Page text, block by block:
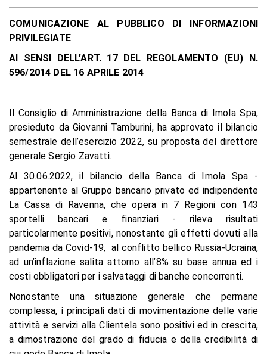
COMUNICAZIONE AL PUBBLICO DI INFORMAZIONI
PRIVILEGIATE
AI SENSI DELL’ART. 17 DEL REGOLAMENTO (EU) N.
596/2014 DEL 16 APRILE 2014
Il Consiglio di Amministrazione della Banca di Imola Spa,
presieduto da Giovanni Tamburini, ha approvato il bilancio
semestrale dell’esercizio 2022, su proposta del direttore
generale Sergio Zavatti.
Al 30.06.2022, il bilancio della Banca di Imola Spa -
appartenente al Gruppo bancario privato ed indipendente
La Cassa di Ravenna, che opera in 7 Regioni con 143
sportelli bancari e finanziari - rileva risultati
particolarmente positivi, nonostante gli effetti dovuti alla
pandemia da Covid-19, al conflitto bellico Russia-Ucraina,
ad un’inflazione salita attorno all’8% su base annua ed i
costi obbligatori per i salvataggi di banche concorrenti.
Nonostante una situazione generale che permane
complessa, i principali dati di movimentazione delle varie
attività e servizi alla Clientela sono positivi ed in crescita,
a dimostrazione del grado di fiducia e della credibilità di